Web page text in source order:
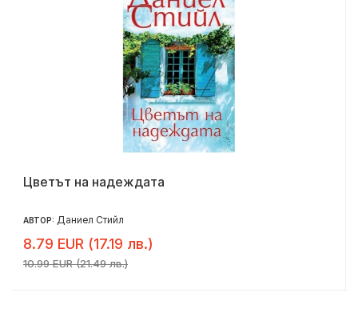
Цветът на надеждата
АВТОР: Даниел Стийл
8.79 EUR (17.19 лв.)
10.99 EUR (21.49 лв.)